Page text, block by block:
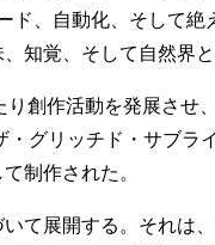
、自動化、そして
知覚、そして自然界
創作活動を発展させ
・グリッチド・サブ
制作された。
て展開する。それは